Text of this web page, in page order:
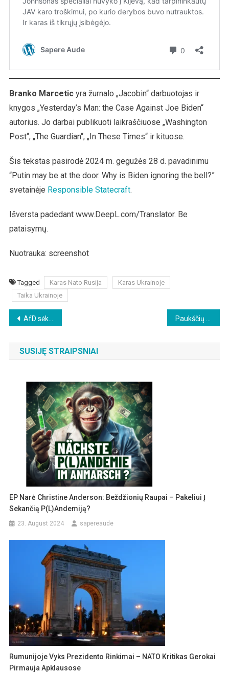
Branko Marceticyra žurnalo „Jacobin“ darbuotojas ir
knygos „Yesterday’s Man: the Case Against Joe Biden“
autorius. Jo darbai publikuoti laikraščiuose „Washington
Post“, „The Guardian“, „In These Times“ ir kituose.
Šis tekstas pasirodė 2024 m. gegužės 28 d. pavadinimu
“Putin may be at the door. Why is Biden ignoring the bell?”
svetainėje Responsible Statecraft.
Išversta padedant www.DeepL.com/Translator. Be
pataisymų.
Nuotrauka: screenshot
Tagged Karas Nato Rusija
Karas Ukrainoje
Taika Ukrainoje
Beitragsnavigation
AfD sėkmingai pasirodė Tiuringijos rinkimuose, tačiau žiniasklaida praneša visiškai priešingai
SUSIJĘ STRAIPSNIAI
EP Narė Christine Anderson: Beždžionių Raupai – Pakeliui Į
Sekančią P(l)andemiją?
23. August 2024 sapereaude
Rumunijoje Vyks Prezidento Rinkimai – NATO Kritikas Gerokai
Pirmauja Apklausose